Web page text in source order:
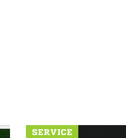
SERVICE